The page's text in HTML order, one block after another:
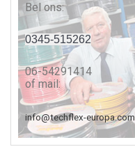
Bel ons:
0345-515262
06-54291414
of mail:
info@techflex-europa.com